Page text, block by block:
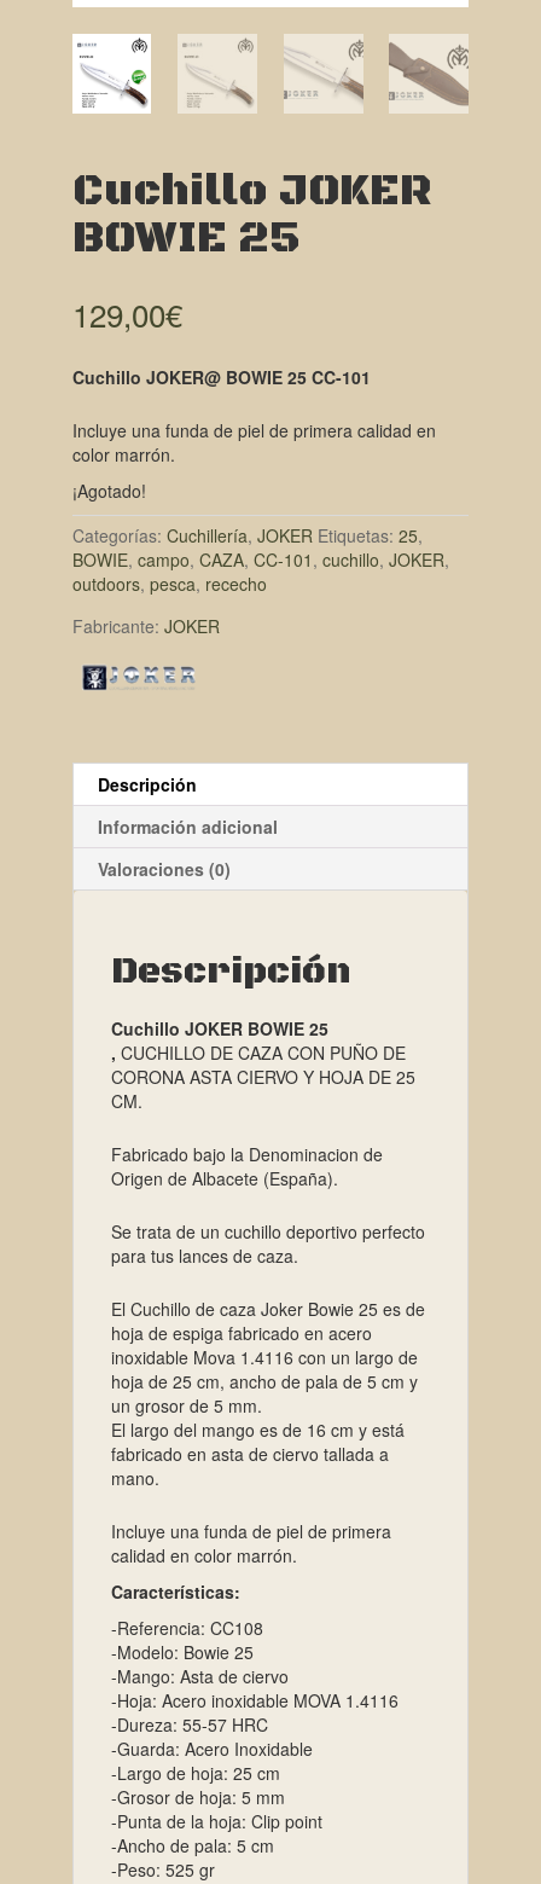
Cuchillo JOKER
BOWIE 25
129,00€
Cuchillo JOKER@ BOWIE 25 CC-101
Incluye una funda de piel de primera calidad en
color marrón.
¡Agotado!
Categorías: Cuchillería, JOKER Etiquetas: 25,
BOWIE, campo, CAZA, CC-101 , cuchillo, JOKER,
outdoors, pesca, rececho
Fabricante: JOKER
Descripción
Información adicional
Valoraciones (0)
Descripción
Cuchillo JOKER BOWIE 25
, CUCHILLO DE CAZA CON PUÑO DE
CORONA ASTA CIERVO Y HOJA DE 25
CM.
Fabricado bajo la Denominacion de
Origen de Albacete (España).
Se trata de un cuchillo deportivo perfecto
para tus lances de caza.
El Cuchillo de caza Joker Bowie 25 es de
hoja de espiga fabricado en acero
inoxidable Mova 1.4116 con un largo de
hoja de 25 cm, ancho de pala de 5 cm y
un grosor de 5 mm.
El largo del mango es de 16 cm y está
fabricado en asta de ciervo tallada a
mano.
Incluye una funda de piel de primera
calidad en color marrón.
Características:
-Referencia: CC108
-Modelo: Bowie 25
-Mango: Asta de ciervo
-Hoja: Acero inoxidable MOVA 1.4116
-Dureza: 55-57 HRC
-Guarda: Acero Inoxidable
-Largo de hoja: 25 cm
-Grosor de hoja: 5 mm
-Punta de la hoja: Clip point
-Ancho de pala: 5 cm
-Peso: 525 gr